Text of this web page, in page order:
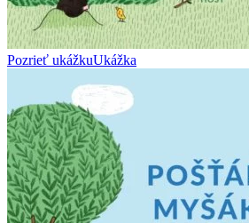
Pozrieť ukážkuUkážka